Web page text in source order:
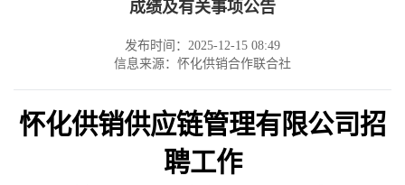
成绩及有关事项公告
发布时间：2025-12-15 08:49
信息来源：怀化供销合作联合社
怀化供销供应链管理有限公司招
聘工作